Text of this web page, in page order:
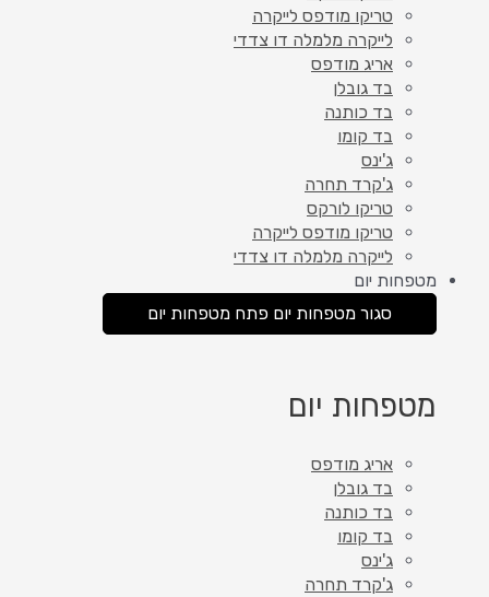
טריקו מודפס לייקרה
לייקרה מלמלה דו צדדי
אריג מודפס
בד גובלן
בד כותנה
בד קומו
ג'ינס
ג'קרד תחרה
טריקו לורקס
טריקו מודפס לייקרה
לייקרה מלמלה דו צדדי
מטפחות יום
סגור מטפחות יום פתח מטפחות יום
מטפחות יום
אריג מודפס
בד גובלן
בד כותנה
בד קומו
ג'ינס
ג'קרד תחרה